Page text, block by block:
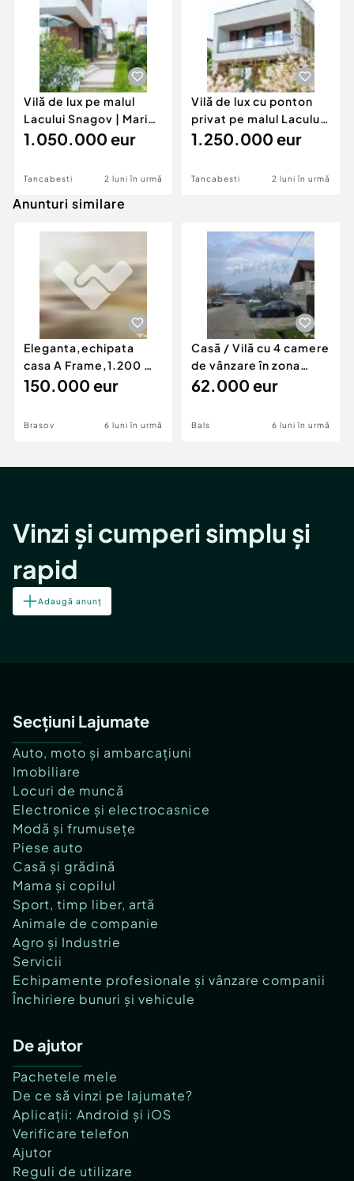
Vilă de lux pe malul
Lacului Snagov | Marină
privată | 230 mp utili
1.050.000 eur
Tancabesti 2 luni în urmă
Vilă de lux cu ponton
privat pe malul Lacului
Snagov | Marină privată
1.250.000 eur
Tancabesti 2 luni în urmă
Anunturi similare
Eleganta,echipata
casa A Frame,1.200 mp
teren,deschidere Pia
150.000 eur
Brasov 6 luni în urmă
Casă / Vilă cu 4 camere
de vânzare în zona
Periferie
62.000 eur
Bals 6 luni în urmă
Vinzi și cumperi simplu și
rapid
Adaugă anunț
Secțiuni Lajumate
Auto, moto și ambarcațiuni
Imobiliare
Locuri de muncă
Electronice și electrocasnice
Modă și frumusețe
Piese auto
Casă și grădină
Mama și copilul
Sport, timp liber, artă
Animale de companie
Agro și Industrie
Servicii
Echipamente profesionale și vânzare companii
Închiriere bunuri și vehicule
De ajutor
Pachetele mele
De ce să vinzi pe lajumate?
Aplicații: Android și iOS
Verificare telefon
Ajutor
Reguli de utilizare